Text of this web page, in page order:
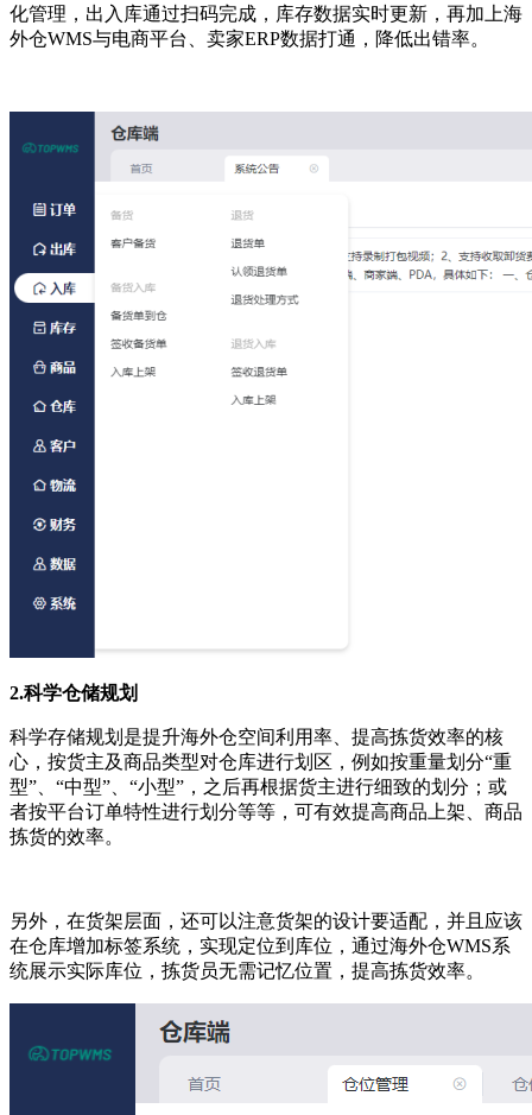
化管理，出入库通过扫码完成，库存数据实时更新，再加上海
外仓WMS与电商平台、卖家ERP数据打通，降低出错率。
2.科学仓储规划
科学存储规划是提升海外仓空间利用率、提高拣货效率的核
心，按货主及商品类型对仓库进行划区，例如按重量划分“重
型”、“中型”、“小型”，之后再根据货主进行细致的划分；或
者按平台订单特性进行划分等等，可有效提高商品上架、商品
拣货的效率。
另外，在货架层面，还可以注意货架的设计要适配，并且应该
在仓库增加标签系统，实现定位到库位，通过海外仓WMS系
统展示实际库位，拣货员无需记忆位置，提高拣货效率。